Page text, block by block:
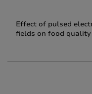
Effect of pulsed
fields on food quality